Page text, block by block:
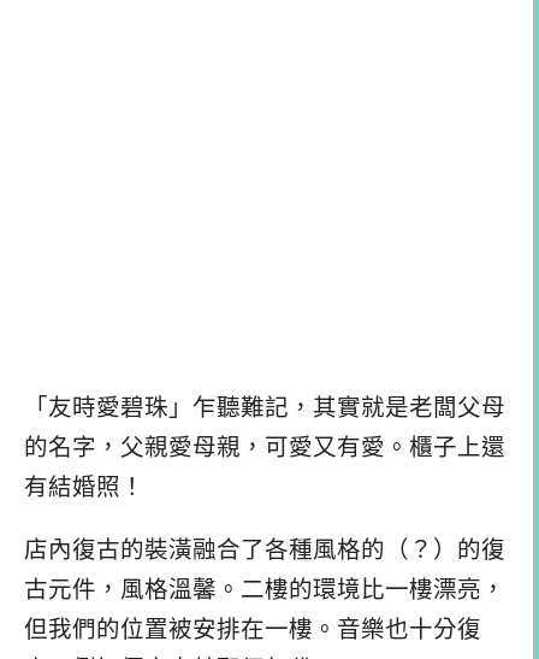
「友時愛碧珠」乍聽難記，其實就是老闆父母
的名字，父親愛母親，可愛又有愛。櫃子上還
有結婚照！
店內復古的裝潢融合了各種風格的（？）的復
古元件，風格溫馨。二樓的環境比一樓漂亮，
但我們的位置被安排在一樓。音樂也十分復